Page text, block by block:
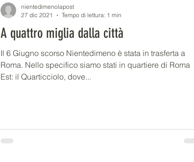
A quattro miglia dalla città
Il 6 Giugno scorso Nientedimeno è stata in trasferta a
Roma. Nello specifico siamo stati in quartiere di Roma
Est: il Quarticciolo, dove...
nientedimenolapost
27 dic 2021
Tempo di lettura: 1 min